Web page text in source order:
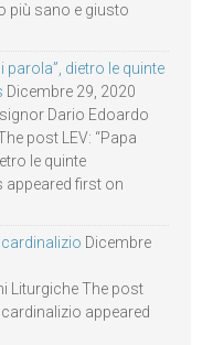
più sano e giusto
parola”, dietro le quinte
Dicembre 29, 2020
Dario Edoardo
post LEV: “Papa
le quinte
appeared first on
cardinalizio Dicembre
Liturgiche The post
appeared